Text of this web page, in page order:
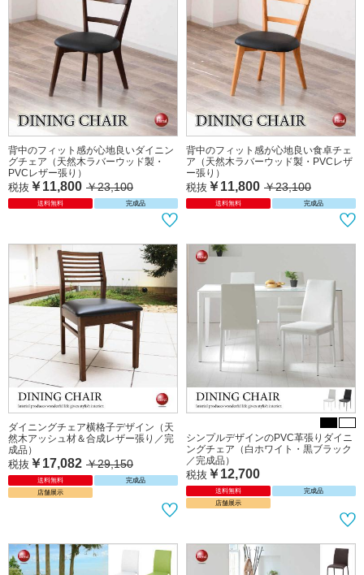
背中のフィット感が心地良いダイニン
グチェア（天然木ラバーウッド製・
PVCレザー張り）
税抜 ￥11,800 ￥23,100
送料無料 完成品
背中のフィット感が心地良い食卓チェ
ア（天然木ラバーウッド製・PVCレザ
ー張り）
税抜 ￥11,800 ￥23,100
送料無料 完成品
ダイニングチェア横格子デザイン（天
然木アッシュ材＆合成レザー張り／完
成品）
税抜 ￥17,082 ￥29,150
送料無料
完成品
店舗展示
シンプルデザインのPVC革張りダイニ
ングチェア（白ホワイト・黒ブラック
／完成品）
税抜 ￥12,700
送料無料
完成品
店舗展示